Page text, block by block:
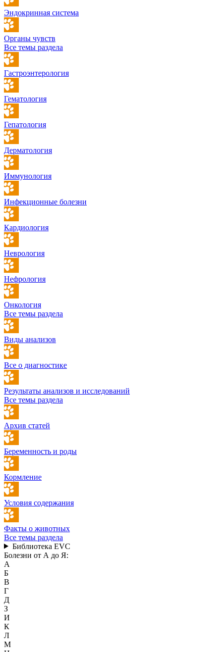
Эндокринная система
Органы чувств
Все темы раздела
Гастроэнтерология
Гематология
Гепатология
Дерматология
Иммунология
Инфекционные болезни
Кардиология
Неврология
Нефрология
Онкология
Все темы раздела
Виды анализов
Все о диагностике
Результаты анализов и исследований
Все темы раздела
Архив статей
Беременность и роды
Кормление
Условия содержания
Факты о животных
Все темы раздела
Библиотека EVC
Болезни от А до Я:
А
Б
В
Г
Д
З
И
К
Л
М